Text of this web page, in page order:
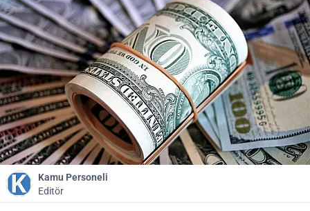
Kamu Personeli
Editör